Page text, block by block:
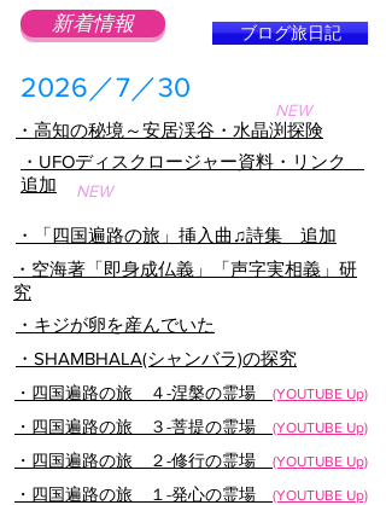
新着情報
​2026／7／30
ブログ旅日記
NEW
・高知の秘境～安居渓谷・水晶渕探険
NEW
・UFOディスクロージャー資料・リンク
追加
・「四国遍路の旅」挿入曲♫詩集 追加
・空海著「即身成仏義」「声字実相義」研
究
・キジが卵を産んでいた
・SHAMBHALA(シャンバラ)の探究
・四国遍路の旅 ４-涅槃の霊場 (YOUTUBE Up)
・四国遍路の旅 ３-菩提の霊場 (YOUTUBE Up)
・四国遍路の旅 ２-修行の霊場 (YOUTUBE Up)
・四国遍路の旅 １-発心の霊場 (YOUTUBE Up)